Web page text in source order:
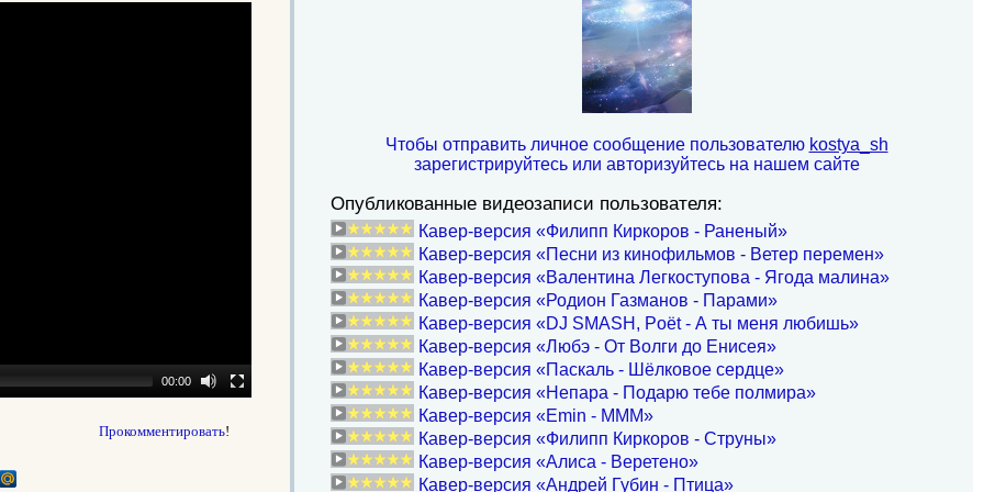
00:00
Прокомментировать!
Чтобы отправить личное сообщение пользователю kostya_sh
зарегистрируйтесь или авторизуйтесь на нашем сайте
Опубликованные видеозаписи пользователя:
Кавер-версия «Филипп Киркоров - Раненый»
Кавер-версия «Песни из кинофильмов - Ветер перемен»
Кавер-версия «Валентина Легкоступова - Ягода малина»
Кавер-версия «Родион Газманов - Парами»
Кавер-версия «DJ SMASH, Poët - А ты меня любишь»
Кавер-версия «Любэ - От Волги до Енисея»
Кавер-версия «Паскаль - Шёлковое сердце»
Кавер-версия «Непара - Подарю тебе полмира»
Кавер-версия «Emin - МММ»
Кавер-версия «Филипп Киркоров - Струны»
Кавер-версия «Алиса - Веретено»
Кавер-версия «Андрей Губин - Птица»